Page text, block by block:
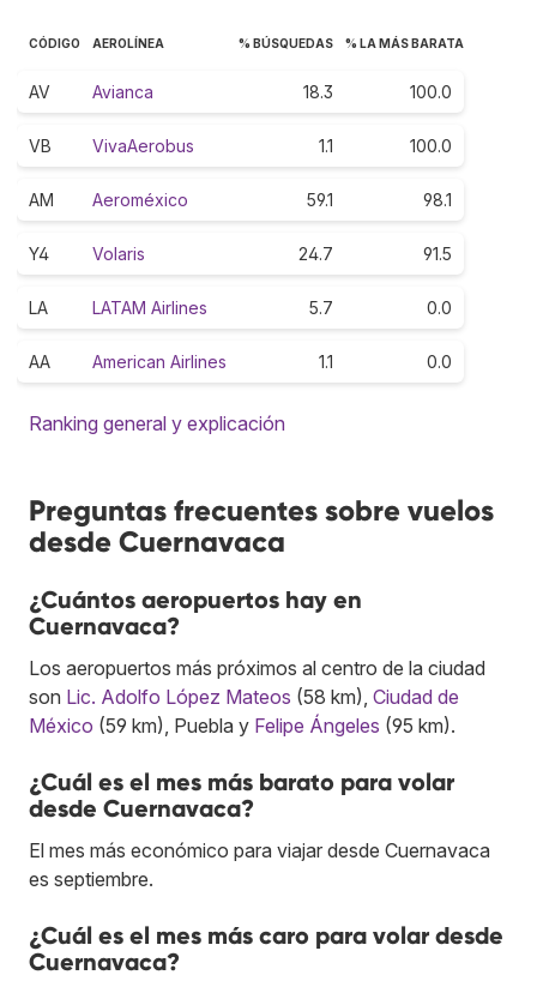
CÓDIGO AEROLÍNEA % BÚSQUEDAS % LA MÁS BARATA
AV Avianca 18.3 100.0
VB VivaAerobus 1.1 100.0
AM Aeroméxico 59.1 98.1
Y4 Volaris 24.7 91.5
LA LATAM Airlines 5.7 0.0
AA American Airlines 1.1 0.0
Ranking general y explicación
Preguntas frecuentes sobre vuelos
desde Cuernavaca
¿Cuántos aeropuertos hay en
Cuernavaca?
Los aeropuertos más próximos al centro de la ciudad
son Lic. Adolfo López Mateos (58 km), Ciudad de
México (59 km), Puebla y Felipe Ángeles (95 km).
¿Cuál es el mes más barato para volar
desde Cuernavaca?
El mes más económico para viajar desde Cuernavaca
es septiembre.
¿Cuál es el mes más caro para volar desde
Cuernavaca?